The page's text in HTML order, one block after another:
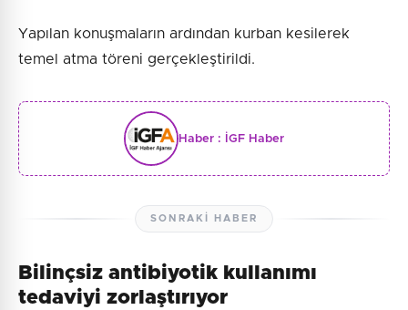
Yapılan konuşmaların ardından kurban kesilerek
temel atma töreni gerçekleştirildi.
Haber : İGF Haber
SONRAKI HABER
Bilinçsiz antibiyotik kullanımı
tedaviyi zorlaştırıyor